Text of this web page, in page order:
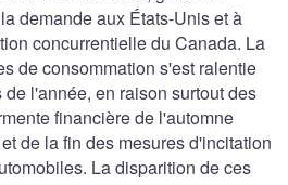
demande aux États-Unis et à
concurrentielle du Canada. La
de consommation s'est ralentie
l'année, en raison surtout des
financière de l'automne
de la fin des mesures d'incitation
La disparition de ces